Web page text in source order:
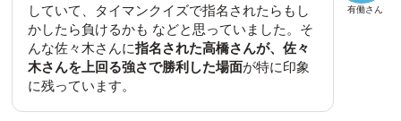
有働さん
していて、タイマンクイズで指名されたらもし
かしたら負けるかも などと思っていました。そ
んな佐々木さんに指名された高橋さんが、佐々
木さんを上回る強さで勝利した場面が特に印象
に残っています。